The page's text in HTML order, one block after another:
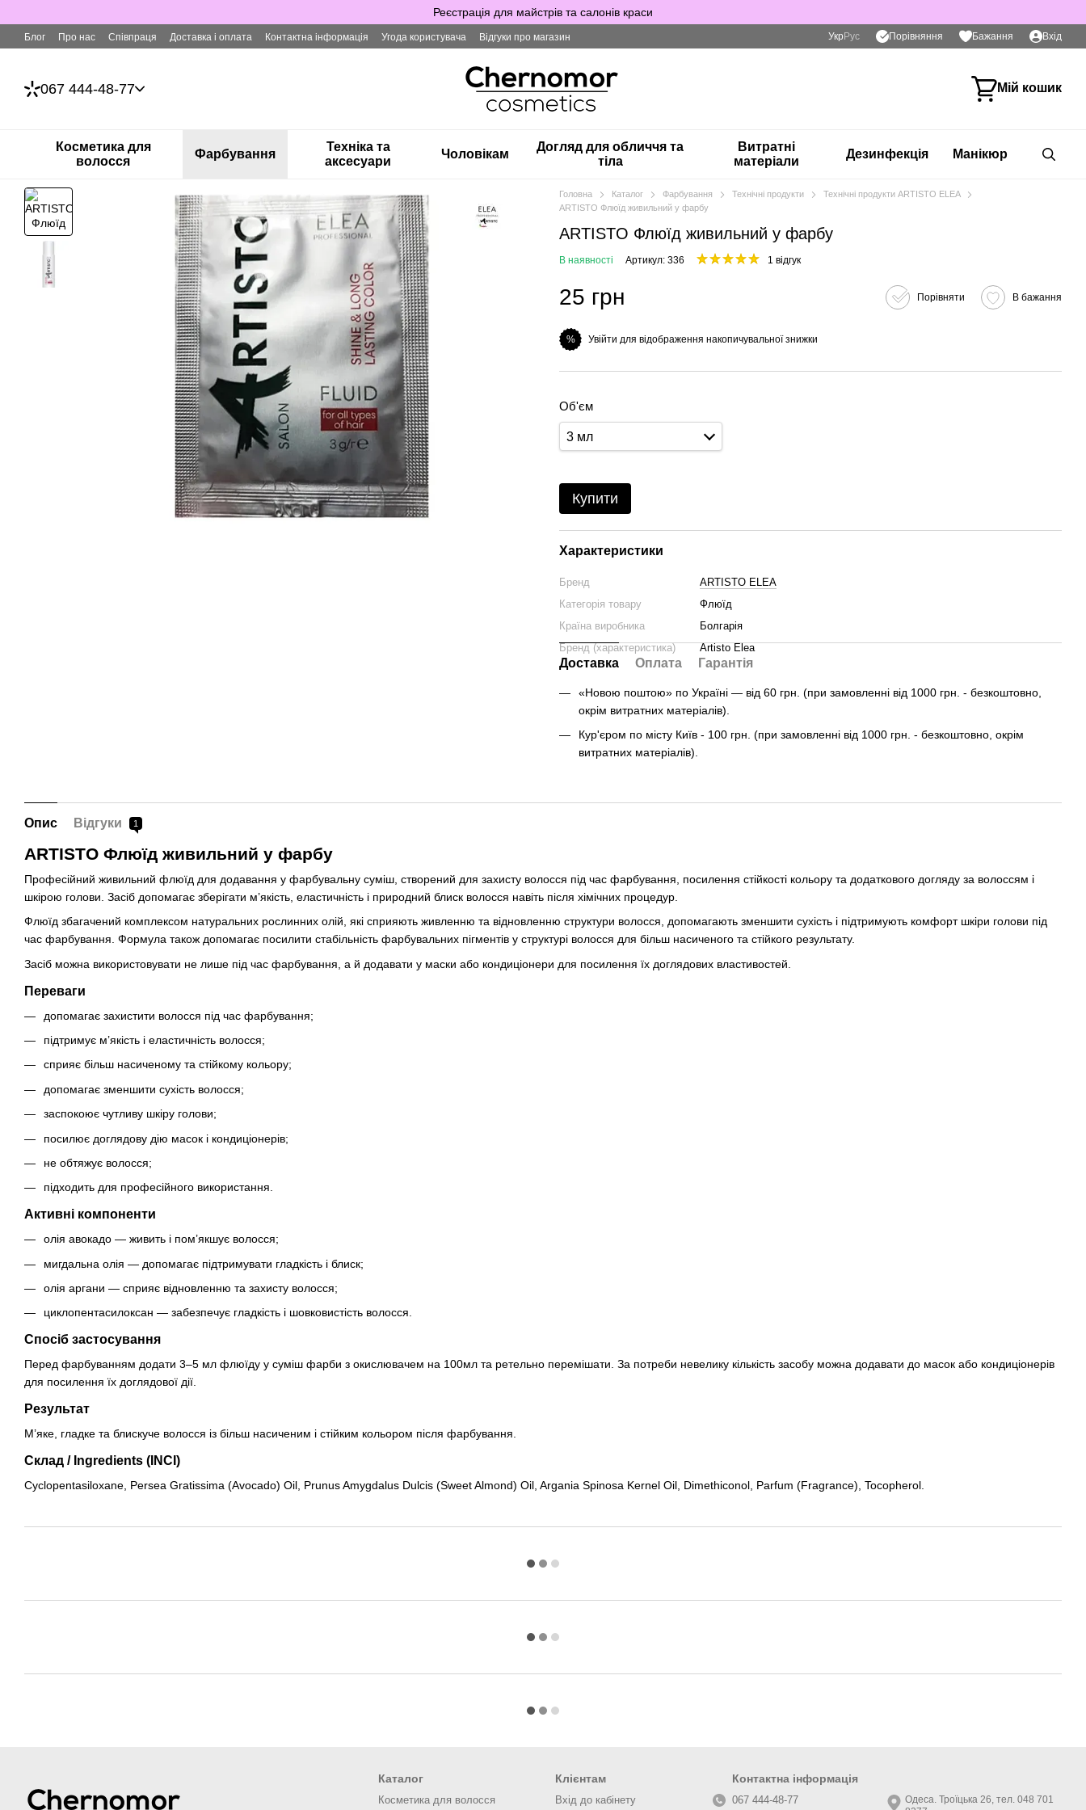
Реєстрація для майстрів та салонів краси
Блог Про нас Співпраця Доставка і оплата Контактна інформація Угода користувача Відгуки про магазин Укр Рус Порівняння Бажання Вхід
067 444-48-77 Мій кошик
Косметика для
волосся
Фарбування
Техніка та
аксесуари
Чоловікам
Догляд для обличчя та
тіла
Витратні
матеріали
Дезинфекція Манікюр
Головна Каталог Фарбування Технічні продукти
Технічні продукти ARTISTO ELEA
ARTISTO Флюїд живильний у фарбу
ARTISTO Флюїд живильний у фарбу
В наявності Артикул: 336 1 відгук
25 грн Порівняти В бажання
% Увійти для відображення накопичувальної знижки
Об'єм
3 мл
Купити
Характеристики
Бренд
ARTISTO ELEA
Категорія товару
Флюїд
Країна виробника
Болгарія
Бренд (характеристика)
Artisto Elea
Доставка Оплата Гарантія
«Новою поштою» по Україні — від 60 грн. (при замовленні від 1000 грн. - безкоштовно,
окрім витратних матеріалів).
Кур'єром по місту Київ - 100 грн. (при замовленні від 1000 грн. - безкоштовно, окрім
витратних матеріалів).
Опис Відгуки 1
ARTISTO Флюїд живильний у фарбу
Професійний живильний флюїд для додавання у фарбувальну суміш, створений для захисту волосся під час фарбування, посилення стійкості кольору та додаткового догляду за волоссям і
шкірою голови. Засіб допомагає зберігати м’якість, еластичність і природний блиск волосся навіть після хімічних процедур.
Флюїд збагачений комплексом натуральних рослинних олій, які сприяють живленню та відновленню структури волосся, допомагають зменшити сухість і підтримують комфорт шкіри голови під
час фарбування. Формула також допомагає посилити стабільність фарбувальних пігментів у структурі волосся для більш насиченого та стійкого результату.
Засіб можна використовувати не лише під час фарбування, а й додавати у маски або кондиціонери для посилення їх доглядових властивостей.
Переваги
допомагає захистити волосся під час фарбування;
підтримує м’якість і еластичність волосся;
сприяє більш насиченому та стійкому кольору;
допомагає зменшити сухість волосся;
заспокоює чутливу шкіру голови;
посилює доглядову дію масок і кондиціонерів;
не обтяжує волосся;
підходить для професійного використання.
Активні компоненти
олія авокадо — живить і пом’якшує волосся;
мигдальна олія — допомагає підтримувати гладкість і блиск;
олія аргани — сприяє відновленню та захисту волосся;
циклопентасилоксан — забезпечує гладкість і шовковистість волосся.
Спосіб застосування
Перед фарбуванням додати 3–5 мл флюїду у суміш фарби з окислювачем на 100мл та ретельно перемішати. За потреби невелику кількість засобу можна додавати до масок або кондиціонерів
для посилення їх доглядової дії.
Результат
М’яке, гладке та блискуче волосся із більш насиченим і стійким кольором після фарбування.
Склад / Ingredients (INCI)
Cyclopentasiloxane, Persea Gratissima (Avocado) Oil, Prunus Amygdalus Dulcis (Sweet Almond) Oil, Argania Spinosa Kernel Oil, Dimethiconol, Parfum (Fragrance), Tocopherol.
Каталог
Косметика для волосся
Клієнтам
Вхід до кабінету
Контактна інформація
067 444-48-77
Одеса. Троїцька 26, тел. 048 701